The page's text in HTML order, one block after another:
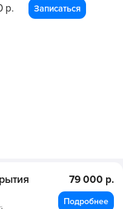
р. Записаться
79 000 р.
Подробнее